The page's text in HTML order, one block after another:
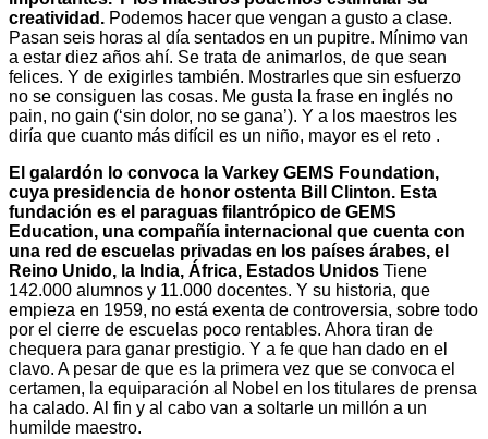
creatividad. Podemos hacer que vengan a gusto a clase.
Pasan seis horas al día sentados en un pupitre. Mínimo van
a estar diez años ahí. Se trata de animarlos, de que sean
felices. Y de exigirles también. Mostrarles que sin esfuerzo
no se consiguen las cosas. Me gusta la frase en inglés no
pain, no gain (‘sin dolor, no se gana’). Y a los maestros les
diría que cuanto más difícil es un niño, mayor es el reto .
El galardón lo convoca la Varkey GEMS Foundation,
cuya presidencia de honor ostenta Bill Clinton. Esta
fundación es el paraguas filantrópico de GEMS
Education, una compañía internacional que cuenta con
una red de escuelas privadas en los países árabes, el
Reino Unido, la India, África, Estados Unidos Tiene
142.000 alumnos y 11.000 docentes. Y su historia, que
empieza en 1959, no está exenta de controversia, sobre todo
por el cierre de escuelas poco rentables. Ahora tiran de
chequera para ganar prestigio. Y a fe que han dado en el
clavo. A pesar de que es la primera vez que se convoca el
certamen, la equiparación al Nobel en los titulares de prensa
ha calado. Al fin y al cabo van a soltarle un millón a un
humilde maestro.